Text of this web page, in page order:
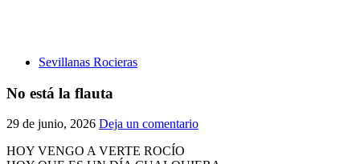
Sevillanas Rocieras
No está la flauta
29 de junio, 2026 Deja un comentario
HOY VENGO A VERTE ROCÍO